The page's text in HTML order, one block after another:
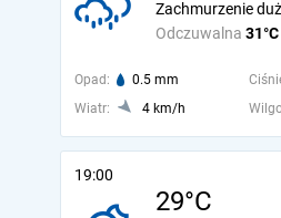
Odczuwalna 31°C
Zachmurzenie
Opad: 0.5 mm
Wiatr:
4 km/h
19:00
29°C